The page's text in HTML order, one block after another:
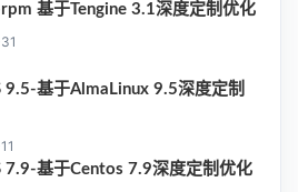
基于Tengine 3.1深度定制优化
9.5-基于AlmaLinux 9.5深度定制
7.9-基于Centos 7.9深度定制优化